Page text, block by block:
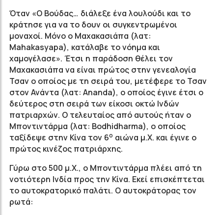
Όταν «Ο Βούδας… διάλεξε ένα λουλούδι και το
κράτησε για να το δουν οι συγκεντρωμένοι
μοναχοί. Μόνο ο Μαχακασιάπα (λατ:
Mahakasyapa), κατάλαβε το νόημα και
χαμογέλασε». Έτσι η παράδοση θέλει τον
Μαχακασιάπα να είναι πρώτος στην γενεαλογία
Τσαν ο οποίος με τη σειρά του, μετέφερε το Τσαν
στον Ανάντα (λατ: Ananda), ο οποίος έγινε έτσι ο
δεύτερος στη σειρά των είκοσι οκτώ Ινδών
πατριαρχών. Ο τελευταίος από αυτούς ήταν ο
Μποντιντάρμα (λατ: Bodhidharma), ο οποίος
ταξίδεψε στην Κίνα τον 6ο αιώνα μ.Χ. και έγινε ο
πρώτος κινέζος πατριάρχης.
Γύρω στο 500 μ.Χ., ο Μποντιντάρμα πλέει από τη
νοτιότερη Ινδία προς την Κίνα. Εκεί επισκέπτεται
το αυτοκρατορικό παλάτι. Ο αυτοκράτορας τον
ρωτά: